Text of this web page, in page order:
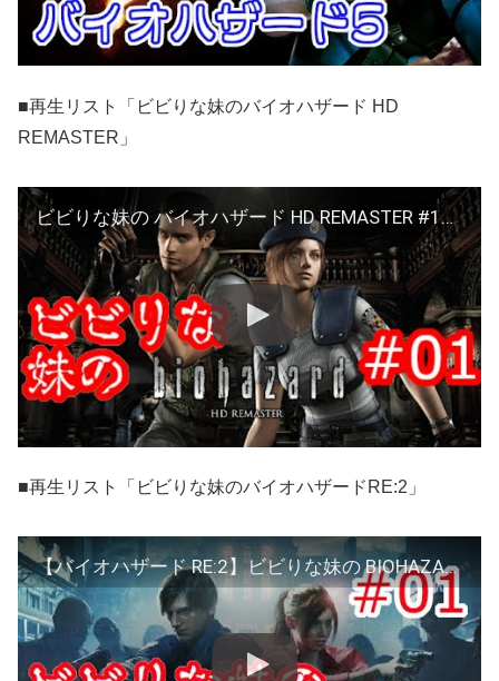
■再生リスト「ビビりな妹のバイオハザード HD
REMASTER」
ビビりな妹の バイオハザード HD REMASTER #1【biohazard / Resident Evil HD REMASTER】
■再生リスト「ビビりな妹のバイオハザードRE:2」
【バイオハザード RE:2】ビビりな妹の BIOHAZARD RE:2 #01【RESIDENT EVIL 2 Remake】